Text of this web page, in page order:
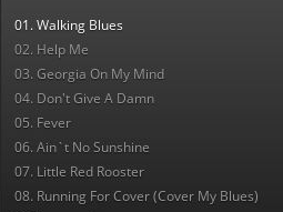
01. Walking Blues
02. Help Me
03. Georgia On My Mind
04. Don't Give A Damn
05. Fever
06. Ain`t No Sunshine
07. Little Red Rooster
08. Running For Cover (Cover My Blues)